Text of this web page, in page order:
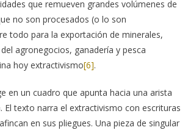
que remueven grandes volúmenes de
no son procesados (o lo son
todo para la exportación de minerales,
agronegocios, ganadería y pesca
hoy extractivismo[6].
en un cuadro que apunta hacia una arista
El texto narra el extractivismo con escrituras
en sus pliegues. Una pieza de singular